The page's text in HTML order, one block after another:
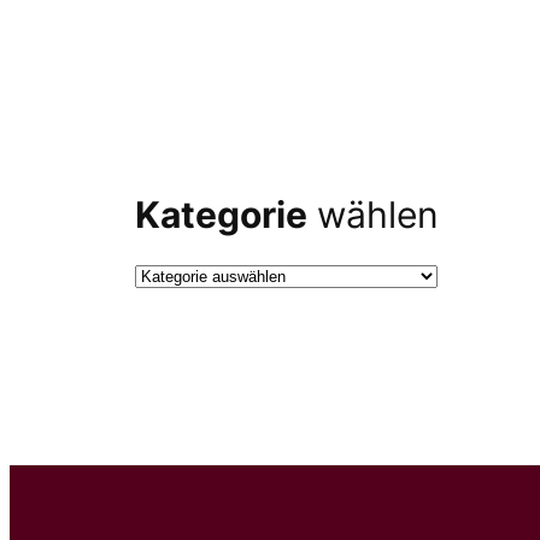
Kategorie wählen